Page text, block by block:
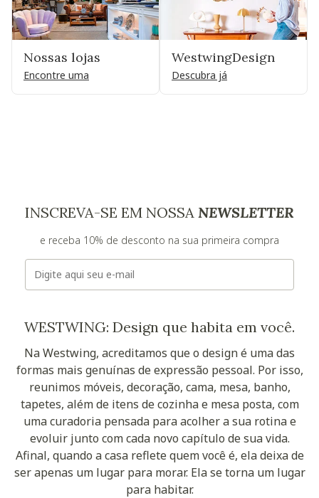
Nossas lojas
Encontre uma
WestwingDesign
Descubra já
INSCREVA-SE EM NOSSA NEWSLETTER
e receba 10% de desconto na sua primeira compra
WESTWING: Design que habita em você.
Na Westwing, acreditamos que o design é uma das
formas mais genuínas de expressão pessoal. Por isso,
reunimos móveis, decoração, cama, mesa, banho,
tapetes, além de itens de cozinha e mesa posta, com
uma curadoria pensada para acolher a sua rotina e
evoluir junto com cada novo capítulo de sua vida.
Afinal, quando a casa reflete quem você é, ela deixa de
ser apenas um lugar para morar. Ela se torna um lugar
para habitar.